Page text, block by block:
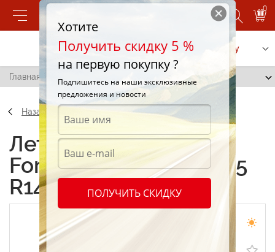
0
Позвонить Заказать услугу
Главная / Pirelli Formula Energy 165/65 R14 79T
Назад
Летние шины Pirelli
Formula Energy 165/65
R14 79T
Хотите
Получить скидку 5 %
на первую покупку ?
Подпишитесь на наши эксклюзивные
предложения и новости
ПОЛУЧИТЬ СКИДКУ